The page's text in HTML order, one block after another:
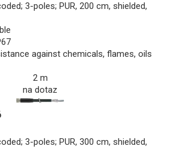
3-poles; PUR, 200 cm, shielded,
against chemicals, flames, oils
2 m
na dotaz
3-poles; PUR, 300 cm, shielded,